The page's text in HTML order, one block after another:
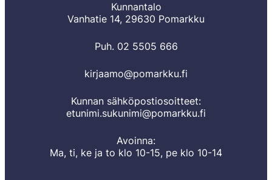
Kunnantalo
Vanhatie 14, 29630 Pomarkku
Puh. 02 5505 666
kirjaamo@pomarkku.fi
Kunnan sähköpostiosoitteet:
etunimi.sukunimi@pomarkku.fi
Avoinna:
Ma, ti, ke ja to klo 10-15, pe klo 10-14